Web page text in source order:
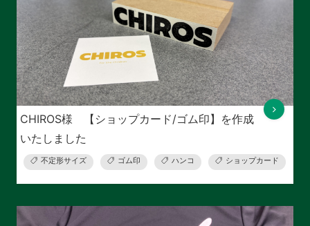
CHIROS様 【ショップカード/ゴム印】を作成
いたしました
不定形サイズ ゴム印 ハンコ ショップカード